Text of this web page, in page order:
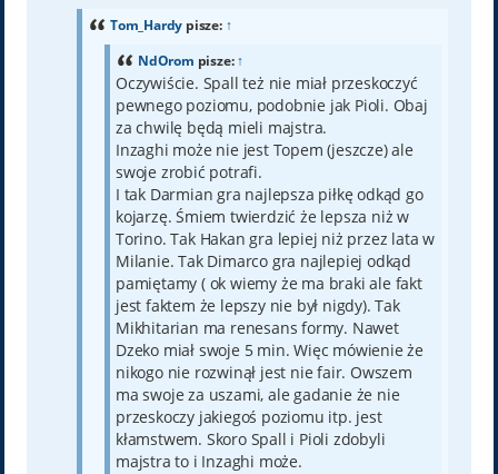
Tom_Hardy pisze: ↑
NdOrom pisze:↑
Oczywiście. Spall też nie miał przeskoczyć
pewnego poziomu, podobnie jak Pioli. Obaj
za chwilę będą mieli majstra.
Inzaghi może nie jest Topem (jeszcze) ale
swoje zrobić potrafi.
I tak Darmian gra najlepsza piłkę odkąd go
kojarzę. Śmiem twierdzić że lepsza niż w
Torino. Tak Hakan gra lepiej niż przez lata w
Milanie. Tak Dimarco gra najlepiej odkąd
pamiętamy ( ok wiemy że ma braki ale fakt
jest faktem że lepszy nie był nigdy). Tak
Mikhitarian ma renesans formy. Nawet
Dzeko miał swoje 5 min. Więc mówienie że
nikogo nie rozwinął jest nie fair. Owszem
ma swoje za uszami, ale gadanie że nie
przeskoczy jakiegoś poziomu itp. jest
kłamstwem. Skoro Spall i Pioli zdobyli
majstra to i Inzaghi może.